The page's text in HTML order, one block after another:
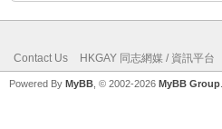
Contact Us HKGAY 同志網媒 / 資訊平台
Powered By MyBB , © 2002-2026 MyBB Group